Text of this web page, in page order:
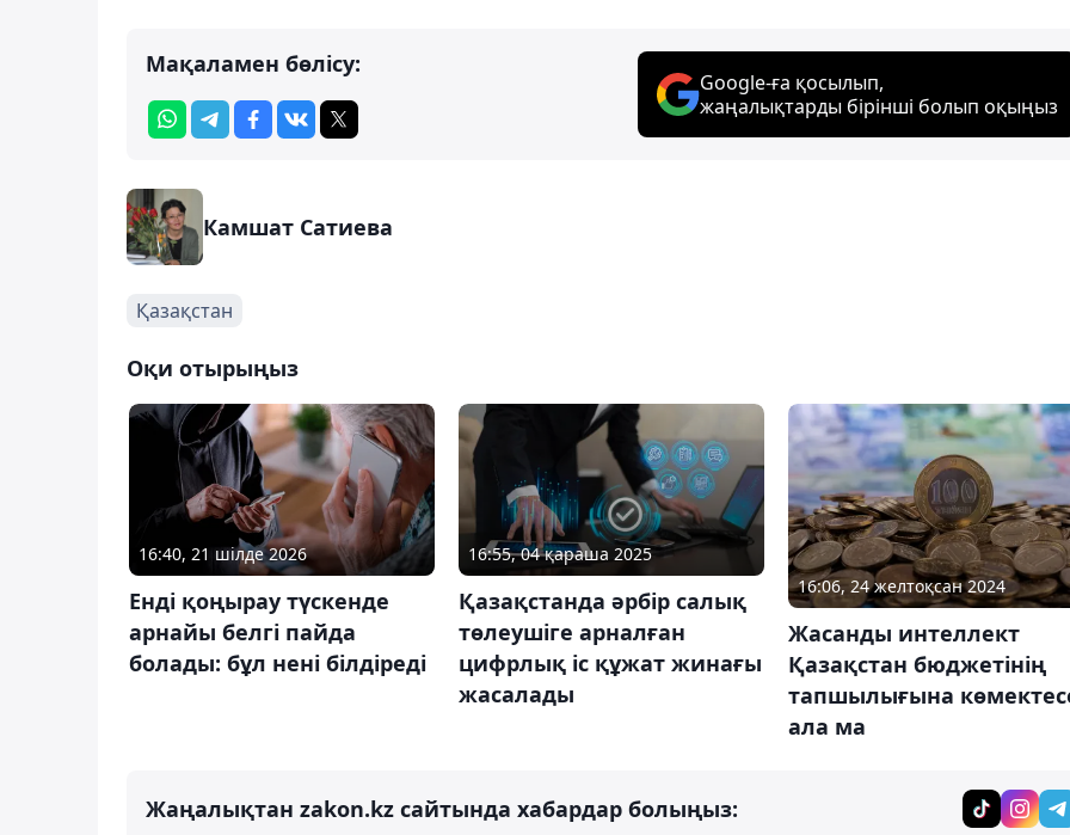
Мақаламен бөлісу:
Google-ға қосылып,
жаңалықтарды бірінші болып оқыңыз
Камшат Сатиева
Қазақстан
Оқи отырыңыз
16:40, 21 шілде 2026
Енді қоңырау түскенде
арнайы белгі пайда
болады: бұл нені білдіреді
16:55, 04 қараша 2025
Қазақстанда әрбір салық
төлеушіге арналған
цифрлық іс құжат жинағы
жасалады
16:06, 24 желтоқсан 2024
Жасанды интеллект
Қазақстан бюджетінің
тапшылығына
ала ма
Жаңалықтан zakon.kz сайтында хабардар болыңыз: